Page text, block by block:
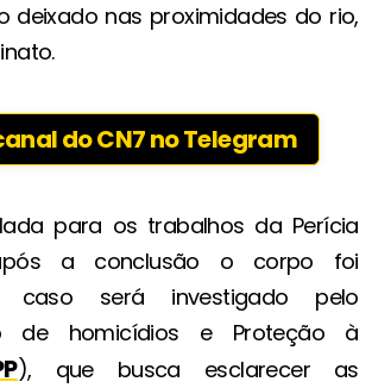
deixado nas proximidades do rio,
do CN7 no Telegram
para os trabalhos da Perícia
a conclusão o corpo foi
caso será investigado pelo
de homicídios e Proteção à
), que busca esclarecer as